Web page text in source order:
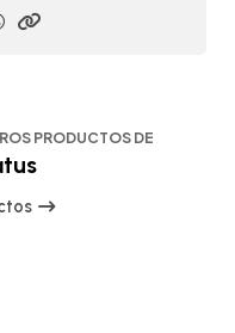
PRODUCTOS DE